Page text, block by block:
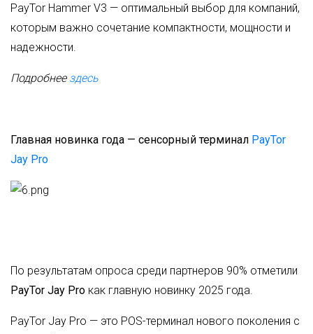
PayTor Hammer V3 — оптимальный выбор для компаний,
которым важно сочетание компактности, мощности и
надежности.
Подробнее здесь
Главная новинка года — сенсорный терминал PayTor
Jay Pro
По результатам опроса среди партнеров 90% отметили
PayTor Jay Pro как главную новинку 2025 года.
PayTor Jay Pro — это POS-терминал нового поколения с